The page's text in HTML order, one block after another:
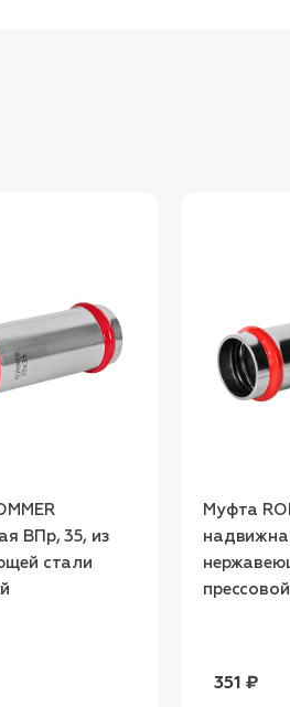
ВПр, 35, из
стали
Муфта
прессовой
351 ₽